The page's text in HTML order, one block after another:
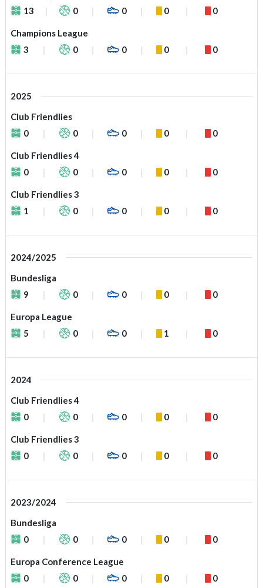
13
0 0 0 0
Champions League
3
0 0 0 0
2025
Club Friendlies
0
0 0 0 0
Club Friendlies 4
0
0 0 0 0
Club Friendlies 3
1
0 0 0 0
2024/2025
Bundesliga
9
0 0 0 0
Europa League
5
0 0 1 0
2024
Club Friendlies 4
0
0 0 0 0
Club Friendlies 3
0
0 0 0 0
2023/2024
Bundesliga
0
0 0 0 0
Europa Conference League
0
0 0 0 0